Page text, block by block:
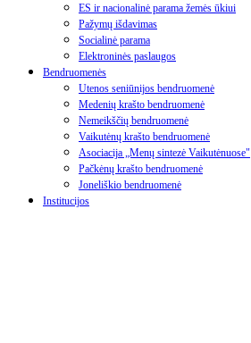
ES ir nacionalinė parama žemės ūkiui
Pažymų išdavimas
Socialinė parama
Elektroninės paslaugos
Bendruomenės
Utenos seniūnijos bendruomenė
Medenių krašto bendruomenė
Nemeikščių bendruomenė
Vaikutėnų krašto bendruomenė
Asociacija „Menų sintezė Vaikutėnuose"
Pačkėnų krašto bendruomenė
Joneliškio bendruomenė
Institucijos